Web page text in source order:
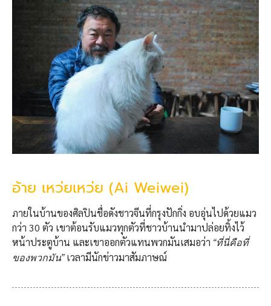
อ้าย เหว่ยเหว่ย (Ai Weiwei)
ภายในบ้านของศิลปินชื่อดังชาวจีนที่กรุงปักกิ่ง อบอุ่นไปด้วยแมว
กว่า 30 ตัว เขาต้อนรับแมวทุกตัวที่ชาวบ้านนำมาปล่อยทิ้งไว้
หน้าประตูบ้าน และเขาออกตัวแทนพวกมันเสมอว่า “ที่นี่คือที่
ของพวกมัน”เวลามีนักข่าวมาสัมภาษณ์